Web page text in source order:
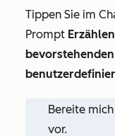
Tippen Sie im
Prompt
Bereite
vor.